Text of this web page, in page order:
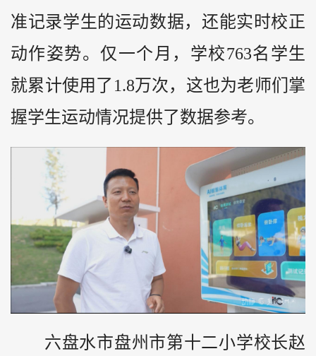
准记录学生的运动数据，还能实时校正
动作姿势。仅一个月，学校763名学生
就累计使用了1.8万次，这也为老师们掌
握学生运动情况提供了数据参考。
六盘水市盘州市第十二小学校长赵